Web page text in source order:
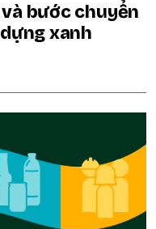
bước chuyển
xanh